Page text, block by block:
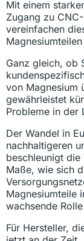
Mit einem
Zugang zu
vereinfachen
Ganz gleich, ob
von Magnesium
gewährleistet
Probleme in der
Der Wandel in
nachhaltigeren
beschleunigt die
Maße, wie sich
Magnesiumteile
wachsende
Für Hersteller,